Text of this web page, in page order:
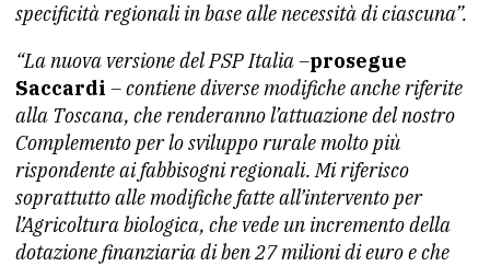
specificità regionali in base alle necessità di ciascuna”.
“La nuova versione del PSP Italia –prosegue
Saccardi – contiene diverse modifiche anche riferite
alla Toscana, che renderanno l’attuazione del nostro
Complemento per lo sviluppo rurale molto più
rispondente ai fabbisogni regionali. Mi riferisco
soprattutto alle modifiche fatte all’intervento per
l’Agricoltura biologica, che vede un incremento della
dotazione finanziaria di ben 27 milioni di euro e che